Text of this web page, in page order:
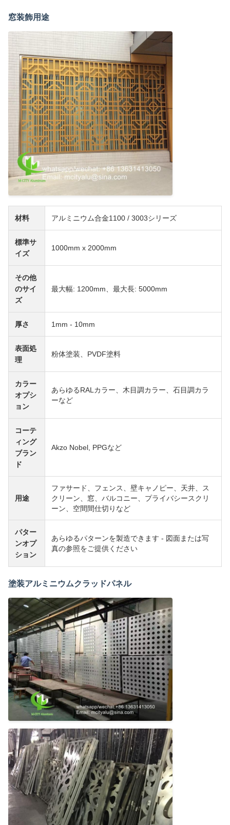
窓装飾用途
材料 アルミニウム合金1100 / 3003シリーズ
標準サ
イズ
1000mm x 2000mm
その他
のサイ
ズ
最大幅: 1200mm、最大長: 5000mm
厚さ 1mm - 10mm
表面処
理
粉体塗装、PVDF塗料
カラー
オプシ
ョン
あらゆるRALカラー、木目調カラー、石目調カラ
ーなど
コーテ
ィング
ブラン
ド
Akzo Nobel, PPGなど
用途
ファサード、フェンス、壁キャノピー、天井、ス
クリーン、窓、バルコニー、プライバシースクリ
ーン、空間間仕切りなど
パター
ンオプ
ション
あらゆるパターンを製造できます - 図面または写
真の参照をご提供ください
塗装アルミニウムクラッドパネル